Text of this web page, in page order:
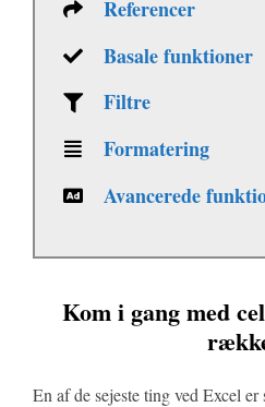
Referencer
Basale funktioner
Filtre
Formatering
Avancerede
Kom i gang med
En af de sejeste ting ved Excel er